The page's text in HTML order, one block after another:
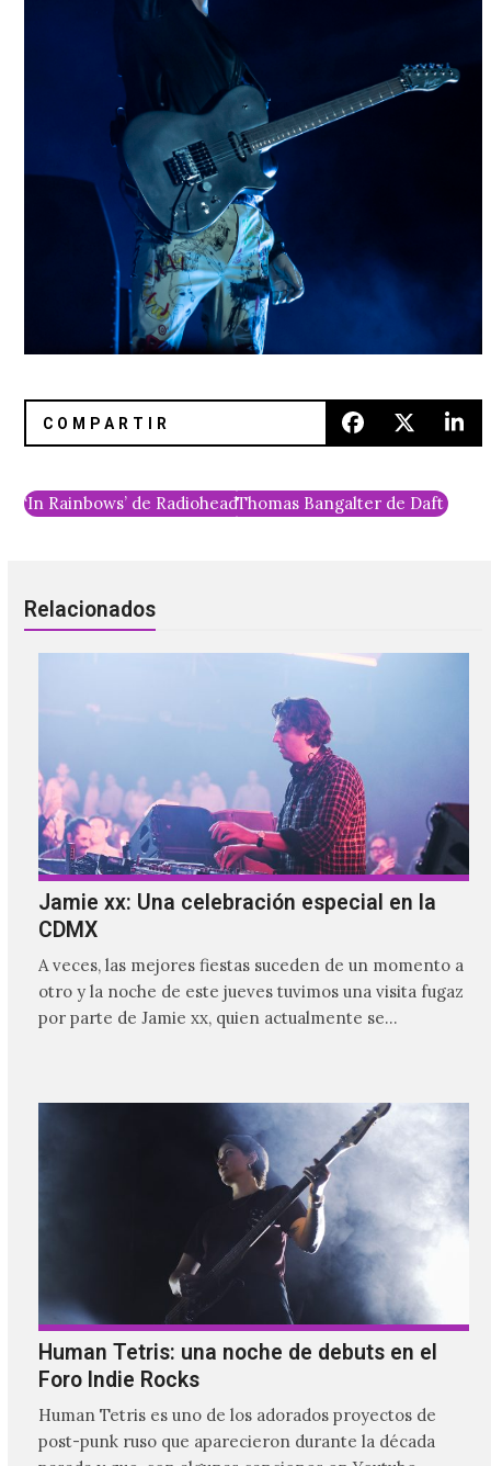
‘In Rainbows’ de Radiohead fue reimaginado con sonidos
Thomas Bangalter de Daft Punk
Relacionados
Jamie xx: Una celebración especial en la
CDMX
A veces, las mejores fiestas suceden de un momento a
otro y la noche de este jueves tuvimos una visita fugaz
por parte de Jamie xx, quien actualmente se
Human Tetris: una noche de debuts en el
Foro Indie Rocks
Human Tetris es uno de los adorados proyectos de
post-punk ruso que aparecieron durante la década